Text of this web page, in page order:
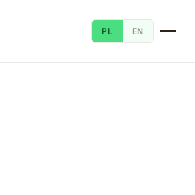
PL EN